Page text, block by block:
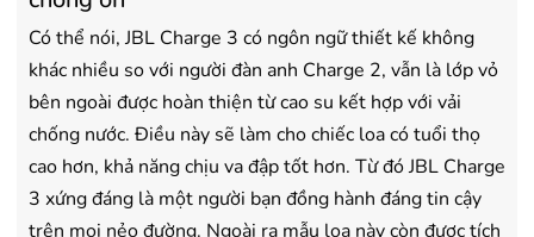
Có thể nói, JBL Charge 3 có ngôn ngữ thiết kế không
khác nhiều so với người đàn anh Charge 2, vẫn là lớp vỏ
bên ngoài được hoàn thiện từ cao su kết hợp với vải
chống nước. Điều này sẽ làm cho chiếc loa có tuổi thọ
cao hơn, khả năng chịu va đập tốt hơn. Từ đó JBL Charge
3 xứng đáng là một người bạn đồng hành đáng tin cậy
trên mọi nẻo đường. Ngoài ra mẫu loa này còn được tích